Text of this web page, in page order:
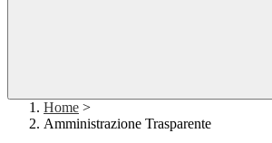
Home >
Amministrazione Trasparente